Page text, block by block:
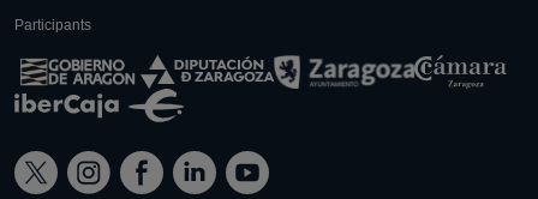
Participants